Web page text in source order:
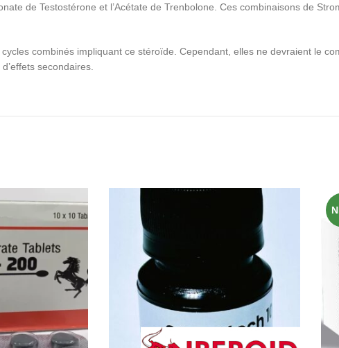
de Testostérone et l’Acétate de Trenbolone. Ces combinaisons de
combinés impliquant ce stéroïde. Cependant, elles ne devraient le
secondaires.